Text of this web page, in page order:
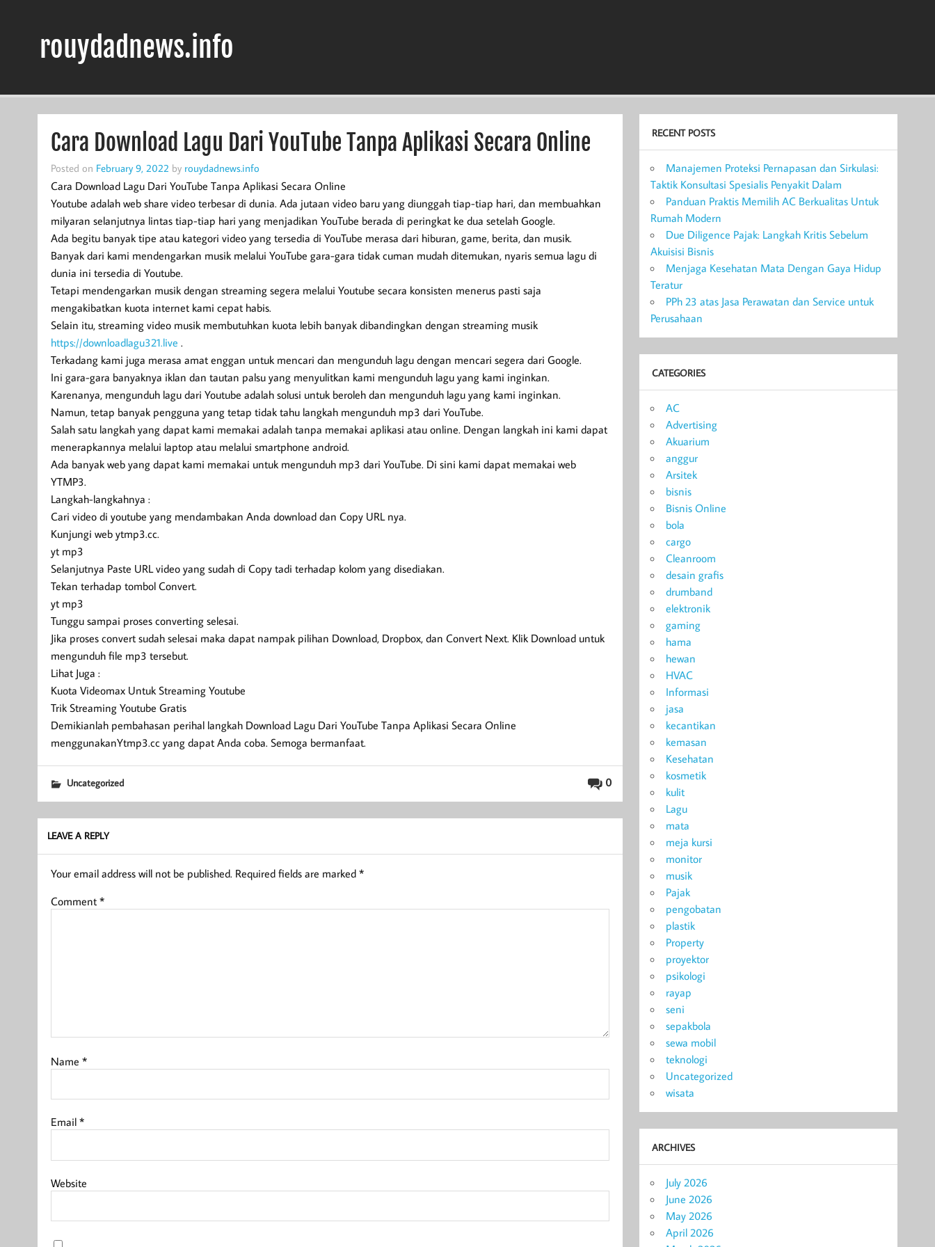
rouydadnews.info
Cara Download Lagu Dari YouTube Tanpa Aplikasi Secara Online
Posted on February 9, 2022 by rouydadnews.info
Cara Download Lagu Dari YouTube Tanpa Aplikasi Secara Online
Youtube adalah web share video terbesar di dunia. Ada jutaan video baru yang diunggah tiap-tiap hari, dan membuahkan
milyaran selanjutnya lintas tiap-tiap hari yang menjadikan YouTube berada di peringkat ke dua setelah Google.
Ada begitu banyak tipe atau kategori video yang tersedia di YouTube merasa dari hiburan, game, berita, dan musik.
Banyak dari kami mendengarkan musik melalui YouTube gara-gara tidak cuman mudah ditemukan, nyaris semua lagu di
dunia ini tersedia di Youtube.
Tetapi mendengarkan musik dengan streaming segera melalui Youtube secara konsisten menerus pasti saja
mengakibatkan kuota internet kami cepat habis.
Selain itu, streaming video musik membutuhkan kuota lebih banyak dibandingkan dengan streaming musik
https://downloadlagu321.live .
Terkadang kami juga merasa amat enggan untuk mencari dan mengunduh lagu dengan mencari segera dari Google.
Ini gara-gara banyaknya iklan dan tautan palsu yang menyulitkan kami mengunduh lagu yang kami inginkan.
Karenanya, mengunduh lagu dari Youtube adalah solusi untuk beroleh dan mengunduh lagu yang kami inginkan.
Namun, tetap banyak pengguna yang tetap tidak tahu langkah mengunduh mp3 dari YouTube.
Salah satu langkah yang dapat kami memakai adalah tanpa memakai aplikasi atau online. Dengan langkah ini kami dapat
menerapkannya melalui laptop atau melalui smartphone android.
Ada banyak web yang dapat kami memakai untuk mengunduh mp3 dari YouTube. Di sini kami dapat memakai web
YTMP3.
Langkah-langkahnya :
Cari video di youtube yang mendambakan Anda download dan Copy URL nya.
Kunjungi web ytmp3.cc.
yt mp3
Selanjutnya Paste URL video yang sudah di Copy tadi terhadap kolom yang disediakan.
Tekan terhadap tombol Convert.
yt mp3
Tunggu sampai proses converting selesai.
Jika proses convert sudah selesai maka dapat nampak pilihan Download, Dropbox, dan Convert Next. Klik Download untuk
mengunduh file mp3 tersebut.
Lihat Juga :
Kuota Videomax Untuk Streaming Youtube
Trik Streaming Youtube Gratis
Demikianlah pembahasan perihal langkah Download Lagu Dari YouTube Tanpa Aplikasi Secara Online
menggunakanYtmp3.cc yang dapat Anda coba. Semoga bermanfaat.
0
Uncategorized
LEAVE A REPLY
Your email address will not be published. Required fields are marked *
Comment *
Name *
Email *
Website
RECENT POSTS
Manajemen Proteksi Pernapasan dan Sirkulasi:
Taktik Konsultasi Spesialis Penyakit Dalam
Panduan Praktis Memilih AC Berkualitas Untuk
Rumah Modern
Due Diligence Pajak: Langkah Kritis Sebelum
Akuisisi Bisnis
Menjaga Kesehatan Mata Dengan Gaya Hidup
Teratur
PPh 23 atas Jasa Perawatan dan Service untuk
Perusahaan
CATEGORIES
AC
Advertising
Akuarium
anggur
Arsitek
bisnis
Bisnis Online
bola
cargo
Cleanroom
desain grafis
drumband
elektronik
gaming
hama
hewan
HVAC
Informasi
jasa
kecantikan
kemasan
Kesehatan
kosmetik
kulit
Lagu
mata
meja kursi
monitor
musik
Pajak
pengobatan
plastik
Property
proyektor
psikologi
rayap
seni
sepakbola
sewa mobil
teknologi
Uncategorized
wisata
ARCHIVES
July 2026
June 2026
May 2026
April 2026